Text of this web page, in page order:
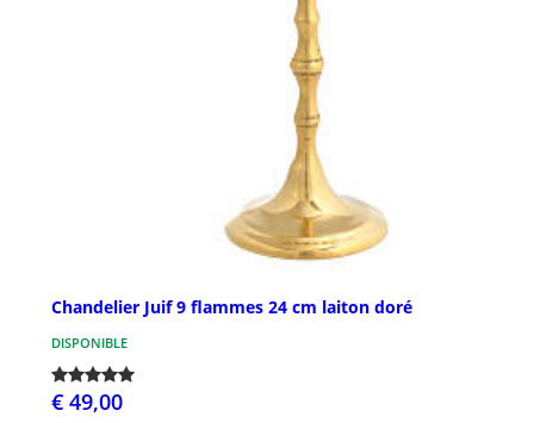
Chandelier Juif 9 flammes 24 cm laiton doré
DISPONIBLE
€ 49,00